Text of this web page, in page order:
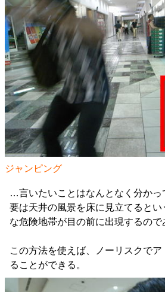
ジャンピング
…言いたいことはなんとなく分かっ
要は天井の風景を床に見立てるとい
な危険地帯が目の前に出現するので
この方法を使えば、ノーリスクで
ることができる。